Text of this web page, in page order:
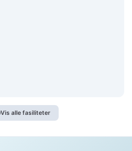
Vis alle fasiliteter